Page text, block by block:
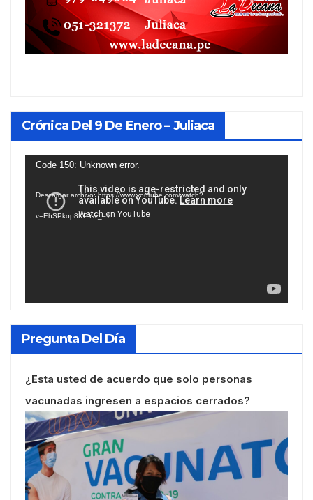
Crónica Del 9 De Enero – Juliaca
Reproductor
vídeo
Code 150: Unknown error.
Descargar archivo: https://www.youtube.com/watch?
v=EhSPkop8KPY&_=1
Pregunta Del Día
¿Esta usted de acuerdo que solo personas
vacunadas ingresen a espacios cerrados?